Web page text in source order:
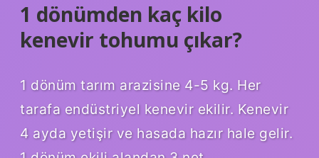
1 dönümden kaç kilo
kenevir tohumu çıkar?
1 dönüm tarım arazisine 4-5 kg. Her
tarafa endüstriyel kenevir ekilir. Kenevir
4 ayda yetişir ve hasada hazır hale gelir.